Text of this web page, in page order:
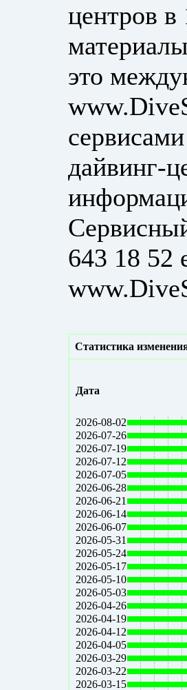
центров в
это
дайвинг-
643 18 52
Статистика
Дата
2026-08-02
2026-07-26
2026-07-19
2026-07-12
2026-07-05
2026-06-28
2026-06-21
2026-06-14
2026-06-07
2026-05-31
2026-05-24
2026-05-17
2026-05-10
2026-05-03
2026-04-26
2026-04-19
2026-04-12
2026-04-05
2026-03-29
2026-03-22
2026-03-15